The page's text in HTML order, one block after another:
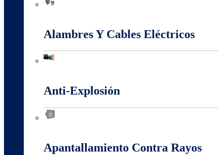
Alambres Y Cables Eléctricos
Anti-Explosión
Apantallamiento Contra Rayos